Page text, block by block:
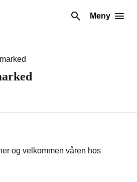
Meny
og velkommen våren hos